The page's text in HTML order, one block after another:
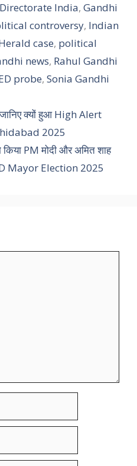
India, Gandhi
controversy, Indian
case, political
news, Rahul Gandhi
probe, Sonia Gandhi
क्यों हुआ High Alert
2025
किया PM मोदी और अमित शाह
Mayor Election 2025